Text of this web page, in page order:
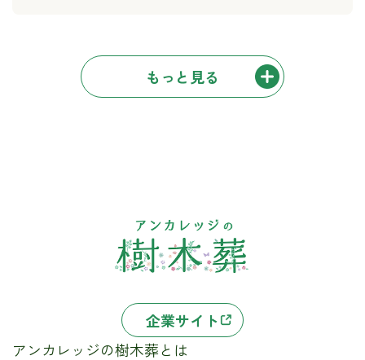
もっと見る
企業サイト
アンカレッジの樹木葬とは